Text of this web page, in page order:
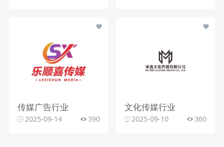
传媒广告行业
2025-09-14 390
文化传媒行业
2025-09-10 360